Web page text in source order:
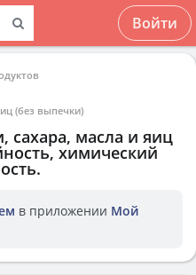
Войти
(без выпечки)
сахара, масла и яиц
химический
в приложении Мой